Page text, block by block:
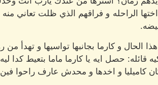
الراحله و فراقهم الذي ظلت تعاني منه
و كارما بجانبها تواسيها و تهدأ من
قائله: حصل ايه يا كارما ماما بتعيط كدا ليه
و اخدها و محدش عارف راحوا فين و